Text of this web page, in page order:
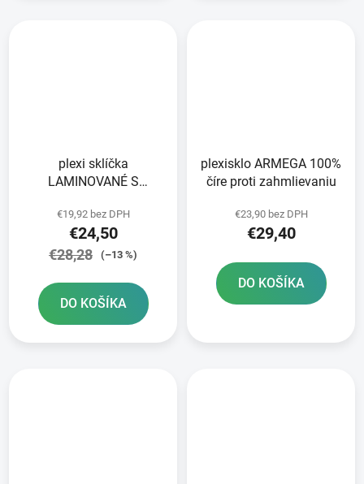
plexi sklíčka
LAMINOVANÉ S
ARMEGA 100% 2X7
vrstiev v balení číre
€19,92 bez DPH
€24,50
€28,28 (–13 %)
DO KOŠÍKA
plexisklo ARMEGA 100%
číre proti zahmlievaniu
€23,90 bez DPH
€29,40
DO KOŠÍKA